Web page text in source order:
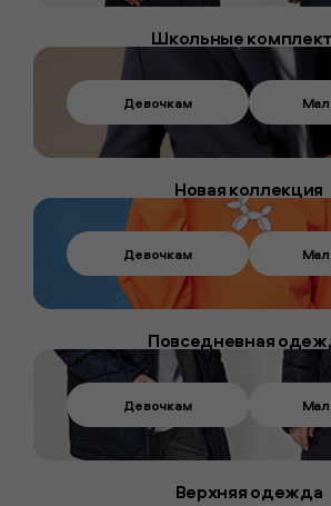
Школьные
Девочкам
Новая коллекция
Девочкам
Повседневная
Девочкам
Верхняя одежда